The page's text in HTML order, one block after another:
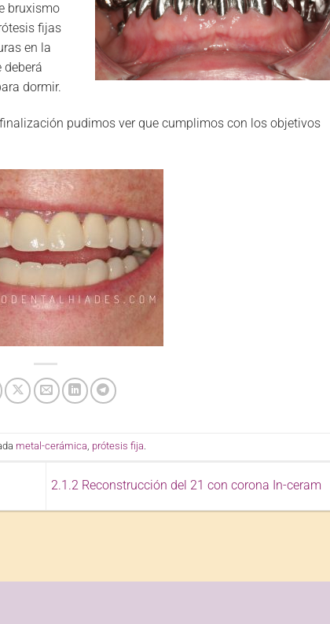
bruxismo
fijas
en la
deberá
dormir.
pudimos ver que cumplimos con los objetivos
metal-cerámica, prótesis fija.
2.1.2 Reconstrucción del 21 con corona In-ceram